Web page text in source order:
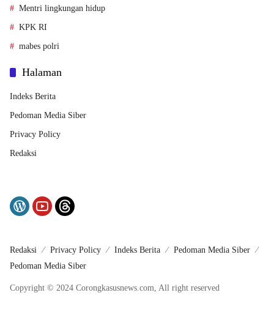
Mentri lingkungan hidup
KPK RI
mabes polri
Halaman
Indeks Berita
Pedoman Media Siber
Privacy Policy
Redaksi
Redaksi Privacy Policy Indeks Berita
Pedoman Media Siber
Pedoman Media Siber
Copyright © 2024 Corongkasusnews.com, All right reserved